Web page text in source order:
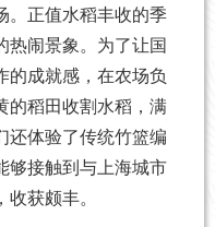
。正值水稻丰收的季
热闹景象。为了让国
的成就感，在农场负
的稻田收割水稻，满
还体验了传统竹篮编
够接触到与上海城市
收获颇丰。